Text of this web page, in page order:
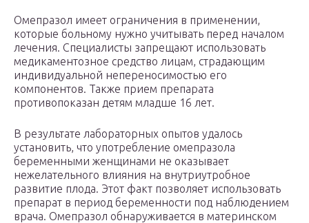
Омепразол имеет ограничения в применении,
которые больному нужно учитывать перед началом
лечения. Специалисты запрещают использовать
медикаментозное средство лицам, страдающим
индивидуальной непереносимостью его
компонентов. Также прием препарата
противопоказан детям младше 16 лет.
В результате лабораторных опытов удалось
установить, что употребление омепразола
беременными женщинами не оказывает
нежелательного влияния на внутриутробное
развитие плода. Этот факт позволяет использовать
препарат в период беременности под наблюдением
врача. Омепразол обнаруживается в материнском